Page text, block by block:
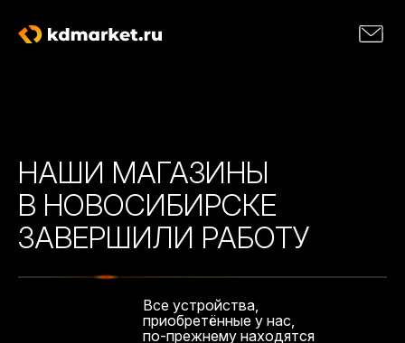
НАШИ МАГАЗИНЫ
В НОВОСИБИРСКЕ
ЗАВЕРШИЛИ РАБОТУ
Все устройства,
приобретённые у нас,
по-прежнему находятся